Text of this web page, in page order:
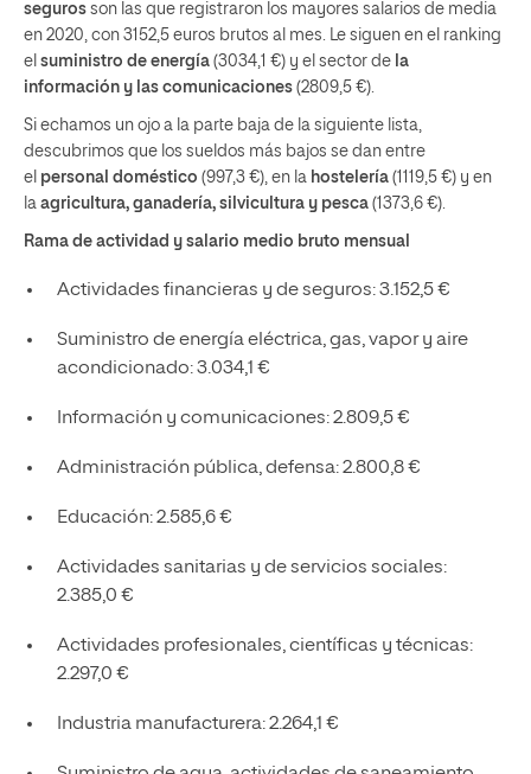
seguros son las que registraron los mayores salarios de media
en 2020, con 3152,5 euros brutos al mes. Le siguen en el ranking
el suministro de energía (3034,1 €) y el sector de la
información y las comunicaciones (2809,5 €).
Si echamos un ojo a la parte baja de la siguiente lista,
descubrimos que los sueldos más bajos se dan entre
el personal doméstico (997,3 €), en la hostelería (1119,5 €) y en
la agricultura, ganadería, silvicultura y pesca (1373,6 €).
Rama de actividad y salario medio bruto mensual
Actividades financieras y de seguros: 3.152,5 €
Suministro de energía eléctrica, gas, vapor y aire
acondicionado: 3.034,1 €
Información y comunicaciones: 2.809,5 €
Administración pública, defensa: 2.800,8 €
Educación: 2.585,6 €
Actividades sanitarias y de servicios sociales:
2.385,0 €
Actividades profesionales, científicas y técnicas:
2.297,0 €
Industria manufacturera: 2.264,1 €